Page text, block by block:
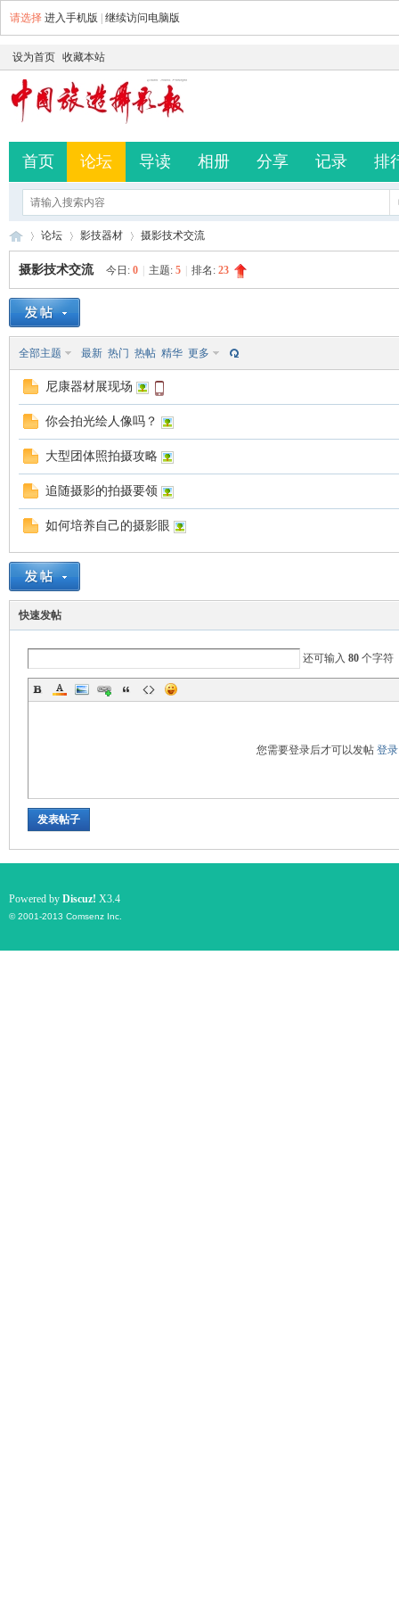
请选择 进入手机版 继续访问电脑版
设为首页 收藏本站
首页 论坛 导读 相册 分享 记录 排
游
»
论坛
›
影技器材 摄影技术交流
摄影技术交流 今日: 0 主题: 5 排名: 23
全部主题 最新 热门 热帖 精华 更多
尼康器材展现场
你会拍光绘人像吗？
大型团体照拍摄攻略
追随摄影的拍摄要领
如何培养自己的摄影眼
快速发帖
还可输入 80 个字符
您需要登录后才可以发帖 登录
发表帖子
Powered by Discuz! X3.4
© 2001-2013 Comsenz Inc.